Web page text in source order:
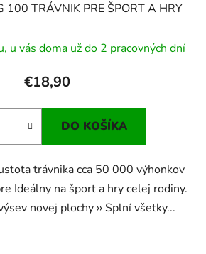
100 TRÁVNIK PRE ŠPORT A HRY
u vás doma už do 2 pracovných dní
€18,90
DO KOŠÍKA
trávnika cca 50 000 výhonkov
Ideálny na šport a hry celej rodiny.
novej plochy ›› Splní všetky...